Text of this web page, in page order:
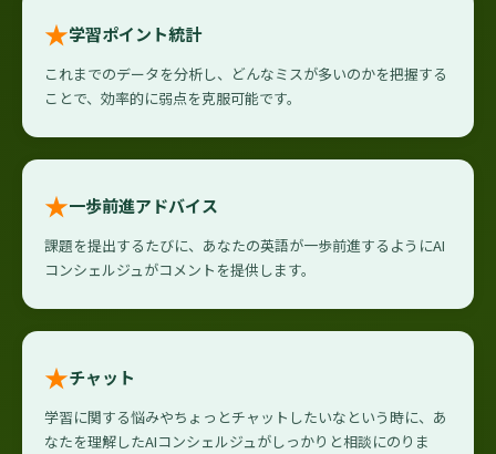
★学習ポイント統計
これまでのデータを分析し、どんなミスが多いのかを把握する
ことで、効率的に弱点を克服可能です。
★一歩前進アドバイス
課題を提出するたびに、あなたの英語が一歩前進するようにAI
コンシェルジュがコメントを提供します。
★チャット
学習に関する悩みやちょっとチャットしたいなという時に、あ
なたを理解したAIコンシェルジュがしっかりと相談にのりま